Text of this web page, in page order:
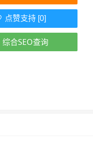
点赞支持 [0]
综合SEO查询